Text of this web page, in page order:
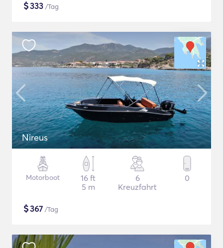
$333 /Tag
Nireus
Motorboot
16 ft
5 m
6
Kreuzfahrt
0
$367 /Tag